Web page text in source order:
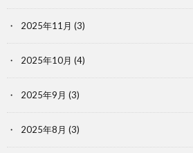
2025年11月 (3)
2025年10月 (4)
2025年9月 (3)
2025年8月 (3)